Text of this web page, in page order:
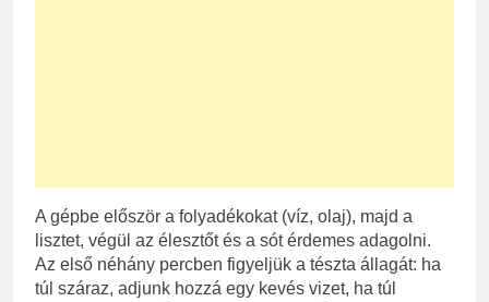
A gépbe először a folyadékokat (víz, olaj), majd a
lisztet, végül az élesztőt és a sót érdemes adagolni.
Az első néhány percben figyeljük a tészta állagát: ha
túl száraz, adjunk hozzá egy kevés vizet, ha túl